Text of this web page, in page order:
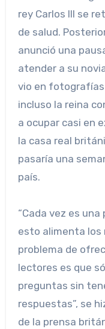
rey Carlos III se
de salud.
anunció una
atender a su
vio en
incluso la reina
a ocupar casi en
la casa real
pasaría una
país.
“Cada vez es
esto alimenta los
problema de
lectores es que
preguntas sin
respuestas”, se
de la prensa